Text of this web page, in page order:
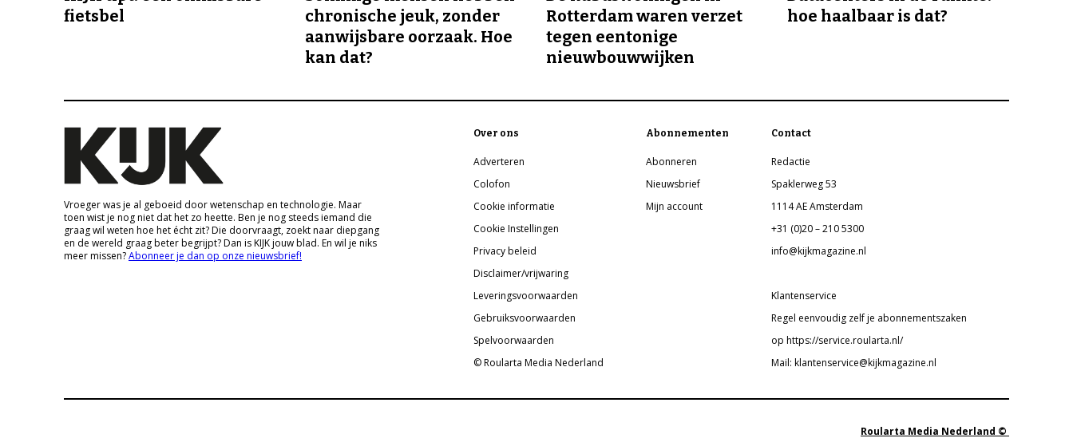
fietsbel
chronische jeuk, zonder
aanwijsbare oorzaak. Hoe
kan dat?
Rotterdam waren verzet
tegen eentonige
nieuwbouwwijken
hoe haalbaar is dat?
Vroeger was je al geboeid door wetenschap en technologie. Maar
toen wist je nog niet dat het zo heette. Ben je nog steeds iemand die
graag wil weten hoe het écht zit? Die doorvraagt, zoekt naar diepgang
en de wereld graag beter begrijpt? Dan is KIJK jouw blad. En wil je niks
meer missen?Abonneer je dan op onze nieuwsbrief!
Over ons
Adverteren
Colofon
Cookie informatie
Cookie Instellingen
Privacy beleid
Disclaimer/vrijwaring
Leveringsvoorwaarden
Gebruiksvoorwaarden
Spelvoorwaarden
© Roularta Media Nederland
Abonnementen
Abonneren
Nieuwsbrief
Mijn account
Contact
Redactie
Spaklerweg 53
1114 AE Amsterdam
+31 (0)20 – 210 5300
info@kijkmagazine.nl
Klantenservice
Regel eenvoudig zelf je abonnementszaken
op https://service.roularta.nl/
Mail: klantenservice@kijkmagazine.nl
Roularta Media Nederland ©